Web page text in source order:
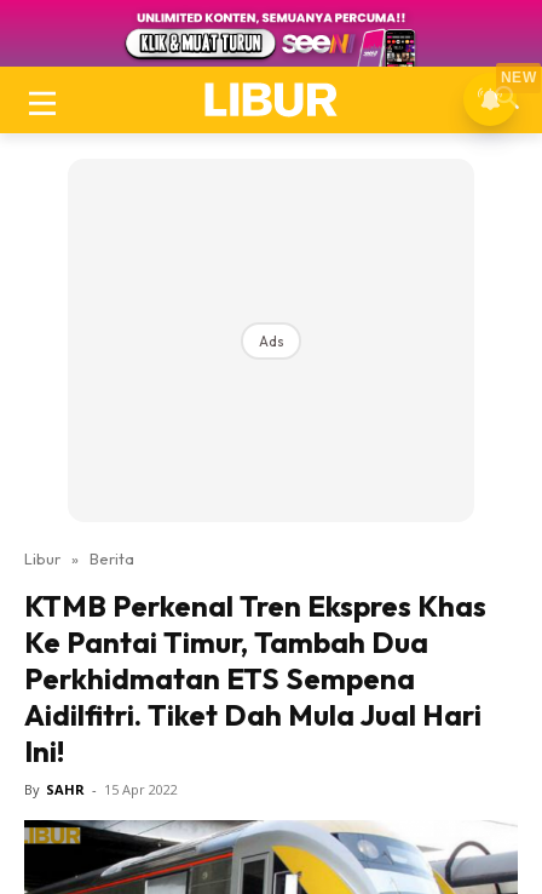
Ads
Libur » Berita
KTMB Perkenal Tren Ekspres Khas
Ke Pantai Timur, Tambah Dua
Perkhidmatan ETS Sempena
Aidilfitri. Tiket Dah Mula Jual Hari
Ini!
By SAHR - 15 Apr 2022
NEW